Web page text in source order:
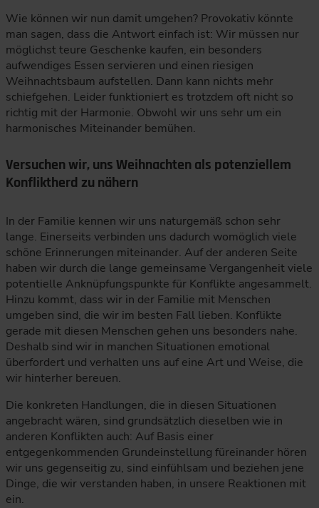
Wie können wir nun damit umgehen? Provokativ könnte
man sagen, dass die Antwort einfach ist: Wir müssen nur
möglichst teure Geschenke kaufen, ein besonders
aufwendiges Essen servieren und einen riesigen
Weihnachtsbaum aufstellen. Dann kann nichts mehr
schiefgehen. Leider funktioniert es trotzdem oft nicht so
richtig mit der Harmonie. Obwohl wir uns sehr um ein
harmonisches Miteinander bemühen.
Versuchen wir, uns Weihnachten als potenziellem
Konfliktherd zu nähern
In der Familie kennen wir uns naturgemäß schon sehr
lange. Einerseits verbinden uns dadurch womöglich viele
schöne Erinnerungen miteinander. Auf der anderen Seite
haben wir durch die lange gemeinsame Vergangenheit viele
potentielle Anknüpfungspunkte für Konflikte angesammelt.
Hinzu kommt, dass wir in der Familie mit Menschen
umgeben sind, die wir im besten Fall lieben. Konflikte
gerade mit diesen Menschen gehen uns besonders nahe.
Deshalb sind wir in manchen Situationen emotional
überfordert und verhalten uns auf eine Art und Weise, die
wir hinterher bereuen.
Die konkreten Handlungen, die in diesen Situationen
angebracht wären, sind grundsätzlich dieselben wie in
anderen Konflikten auch: Auf Basis einer
entgegenkommenden Grundeinstellung füreinander hören
wir uns gegenseitig zu, sind einfühlsam und beziehen jene
Dinge, die wir verstanden haben, in unsere Reaktionen mit
ein.